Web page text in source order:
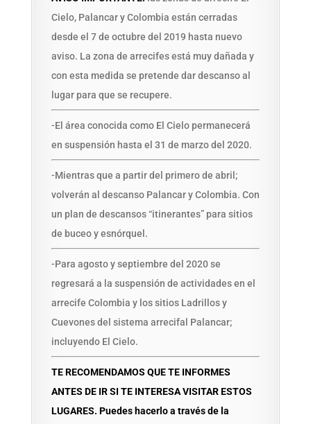
Cielo, Palancar y Colombia están cerradas
desde el 7 de octubre del 2019 hasta nuevo
aviso. La zona de arrecifes está muy dañada y
con esta medida se pretende dar descanso al
lugar para que se recupere.
-El área conocida como El Cielo permanecerá
en suspensión hasta el 31 de marzo del 2020.
-Mientras que a partir del primero de abril;
volverán al descanso Palancar y Colombia. Con
un plan de descansos “itinerantes” para sitios
de buceo y esnórquel.
-Para agosto y septiembre del 2020 se
regresará a la suspensión de actividades en el
arrecife Colombia y los sitios Ladrillos y
Cuevones del sistema arrecifal Palancar;
incluyendo El Cielo.
TE RECOMENDAMOS QUE TE INFORMES
ANTES DE IR SI TE INTERESA VISITAR ESTOS
LUGARES. Puedes hacerlo a través de la